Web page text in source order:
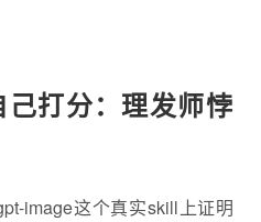
打分：理发师悖
image这个真实skill上证明